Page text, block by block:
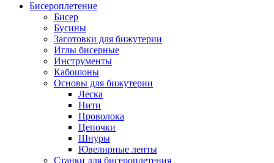
Бисероплетение
Бисер
Бусины
Заготовки для бижутерии
Иглы бисерные
Инструменты
Кабошоны
Основы для бижутерии
Леска
Нити
Проволока
Цепочки
Шнуры
Ювелирные ленты
Станки для бисероплетения